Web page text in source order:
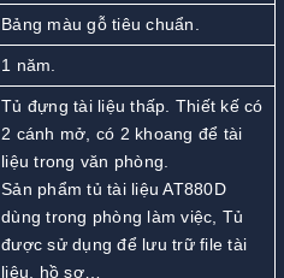
Bảng màu gỗ tiêu chuẩn.
1 năm.
Tủ đựng tài liệu thấp. Thiết kế có
2 cánh mở, có 2 khoang để tài
liệu trong văn phòng.
Sản phẩm tủ tài liệu AT880D
dùng trong phòng làm việc, Tủ
được sử dụng để lưu trữ file tài
liệu, hồ sơ…